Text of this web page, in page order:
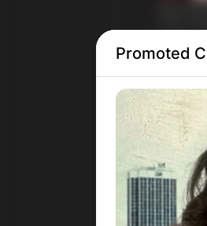
Promoted